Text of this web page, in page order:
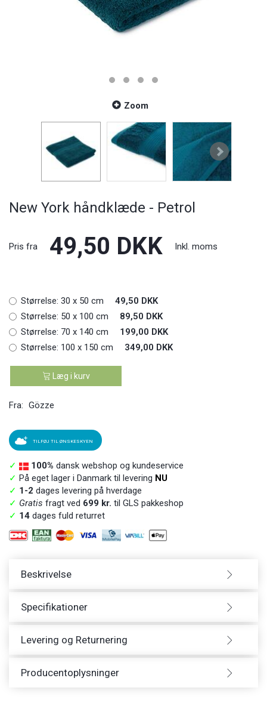
Zoom
New York håndklæde - Petrol
Pris fra 49,50 DKK Inkl. moms
Størrelse: 30 x 50 cm
49,50 DKK
Størrelse: 50 x 100 cm
89,50 DKK
Størrelse: 70 x 140 cm
199,00 DKK
Størrelse: 100 x 150 cm 349,00 DKK
Læg i kurv
Fra: Gözze
TILFØJ TIL ØNSKESKYEN
✓ 100% dansk webshop og kundeservice
✓ På eget lager i Danmark til levering NU
✓ 1-2 dages levering på hverdage
✓ Gratis fragt ved 699 kr. til GLS pakkeshop
✓ 14 dages fuld returret
Beskrivelse
Specifikationer
Levering og Returnering
Producentoplysninger